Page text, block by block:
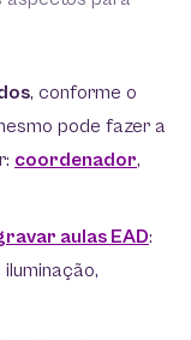
, conforme o
pode fazer a
coordenador,
aulas EAD: